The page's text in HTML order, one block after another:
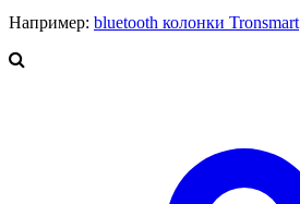
Например: bluetooth колонки Tronsmart